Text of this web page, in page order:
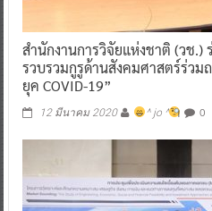
สำนักงานการวิจัยแห่งชาติ (วช
รวบรวมกูรูด้านสังคมศาสตร์ร่วม
ยุค COVID-19”
12 มีนาคม 2020 ^ jo ^ 0